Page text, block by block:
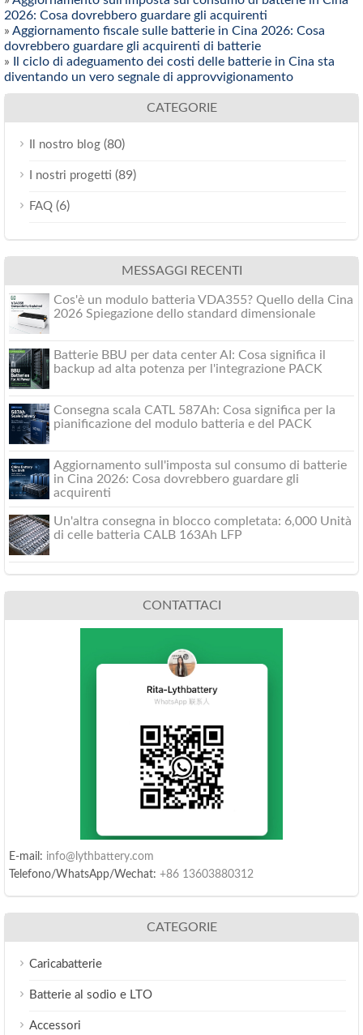
2026: Cosa dovrebbero guardare gli acquirenti
» Aggiornamento fiscale sulle batterie in Cina 2026: Cosa
dovrebbero guardare gli acquirenti di batterie
»
Il ciclo di adeguamento dei costi delle batterie in Cina sta
diventando un vero segnale di approvvigionamento
CATEGORIE
Il nostro blog (80)
I nostri progetti (89)
FAQ (6)
MESSAGGI RECENTI
Cos'è un modulo batteria VDA355? Quello della Cina
2026 Spiegazione dello standard dimensionale
Batterie BBU per data center AI: Cosa significa il
backup ad alta potenza per l'integrazione PACK
Consegna scala CATL 587Ah: Cosa significa per la
pianificazione del modulo batteria e del PACK
Aggiornamento sull'imposta sul consumo di batterie
in Cina 2026: Cosa dovrebbero guardare gli
acquirenti
Un'altra consegna in blocco completata: 6,000 Unità
di celle batteria CALB 163Ah LFP
CONTATTACI
E-mail: info@lythbattery.com
Telefono/WhatsApp/Wechat: +86 13603880312
CATEGORIE
Caricabatterie
Batterie al sodio e LTO
Accessori